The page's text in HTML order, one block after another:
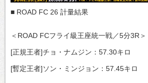
■ ROAD FC 26 計量結果
＜ROAD FCフライ級王座統一戦／5分3R＞
[正規王者]チョ・ナムジン：57.30キロ
[暫定王者]ソン・ミンジョン：57.45キロ